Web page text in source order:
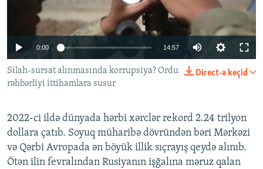
İNFOQRAFIKA
AZƏRBAYCAN ƏDƏBIYYATI KITABXANASI
İSLAM VƏ DEMOKRATIYA
İZ - MƏDƏNIYYƏT PROQRAMI
MISSIYAMIZ
PEŞƏ ETIKASI VƏ JURNALISTIKA STANDARTLARIMIZ
MATERIALLARIMIZDAN ISTIFADƏ
AZADLIQRADIOSU MOBIL TELEFONUNUZDA
XƏBƏR BÜLLETENLƏRIMIZ
BIZI IZLƏ
RFE/RL-in bütün saytları
Auto 240p 360p 480p
720p 1080p
0:00 14:57
1080p
Direct-ə keçid
Silah-sursat alınmasında korrupsiya? Ordu
rəhbərliyi ittihamlara susur
2022-ci ildə dünyada hərbi xərclər rekord 2.24 trilyon
dollara çatıb. Soyuq müharibə dövründən bəri Mərkəzi
və Qərbi Avropada ən böyük illik sıçrayış qeydə alınıb.
Ötən ilin fevralından Rusiyanın işğalına məruz qalan